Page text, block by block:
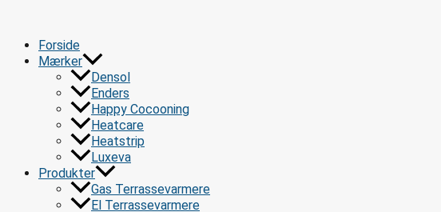
indholdetForside
Mærker
Densol
Enders
Happy Cocooning
Heatcare
Heatstrip
Luxeva
Produkter
Gas Terrassevarmere
El Terrassevarmere